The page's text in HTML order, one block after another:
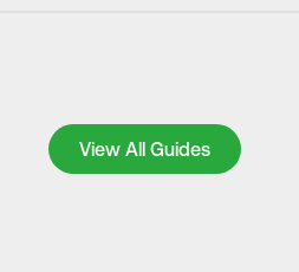
View All Guides
View All Guides